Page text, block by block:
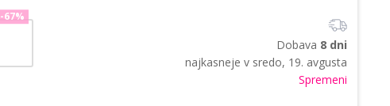
-67%
Dobava 8 dni
najkasneje v sredo, 19. avgusta
Spremeni